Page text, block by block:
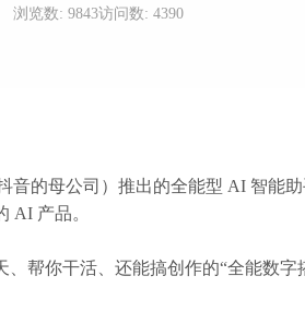
浏览数: 9843访问数: 4390
音的母公司）推出的全能型 AI 智能
AI 产品。
帮你干活、还能搞创作的“全能数